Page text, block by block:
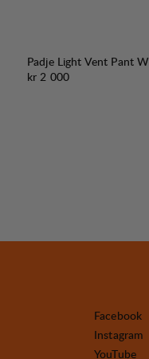
Padje Light Vent Pant W
Pris:
kr 2 000
Facebook
Instagram
YouTube